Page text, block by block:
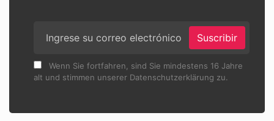
Suscribir
Wenn Sie fortfahren, sind Sie mindestens 16 Jahre
alt und stimmen unserer Datenschutzerklärung zu.